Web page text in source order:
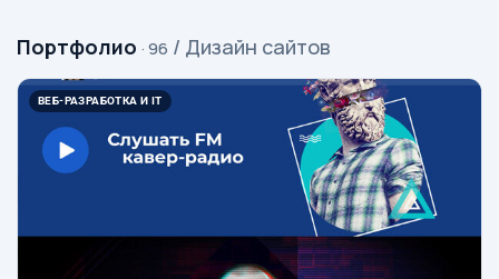
Портфолио · 96 / Дизайн сайтов
ВЕБ-РАЗРАБОТКА И IT